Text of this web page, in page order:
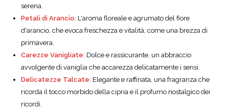
serena.
Petali di Arancio: L'aroma floreale e agrumato del fiore
d'arancio, che evoca freschezza e vitalità, come una brezza di
primavera.
Carezze Vanigliate: Dolce e rassicurante, un abbraccio
avvolgente di vaniglia che accarezza delicatamente i sensi.
Delicatezze Talcate: Elegante e raffinata, una fragranza che
ricorda il tocco morbido della cipria e il profumo nostalgico dei
ricordi.